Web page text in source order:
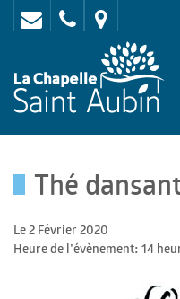
Contact
02
47
62
:
rue
de
-
Thé
Le 2 Février 2020
Heure de l'évènement: 14